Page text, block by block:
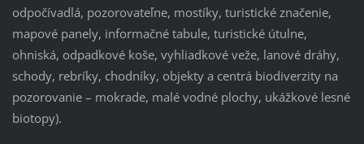
odpočívadlá, pozorovateľne, mostíky, turistické značenie,
mapové panely, informačné tabule, turistické útulne,
ohniská, odpadkové koše, vyhliadkové veže, lanové dráhy,
schody, rebríky, chodníky, objekty a centrá biodiverzity na
pozorovanie – mokrade, malé vodné plochy, ukážkové lesné
biotopy).